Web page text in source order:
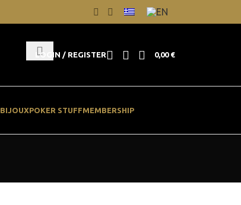
LOGIN / REGISTER 0,00 €
BIJOUXPOKER STUFFMEMBERSHIP